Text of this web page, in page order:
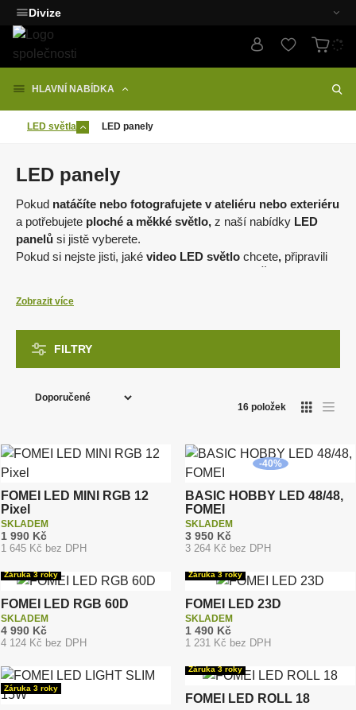
Divize
HLAVNÍ NABÍDKA
LED světla LED panely
LED panely
Pokud natáčíte nebo fotografujete v ateliéru nebo exteriéru
a potřebujete ploché a měkké světlo, z naší nabídky LED
panelů si jistě vyberete.
Pokud si nejste jisti, jaké video LED světlo chcete, připravili
Hlavní výhody světel od české značky FOMEI:
klademe maximální důraz konstrukci světla a jeho barevné
dvouletá záruka bezplatně i pro podnikatele ✅
servis, sklad a zákaznická podpora v Hradci Králové ☎️
Zobrazit více
FILTRY
n
í
p
r
o
d
k
t
ů
O
z
v
ý
T
l
k
v
16položek
FOMEI LED MINI RGB 12
Pixel
1 990 Kč
1 645 Kč bez DPH
SKLADEM
-40%
BASIC HOBBY LED 48/48,
FOMEI
3 950 Kč
3 264 Kč bez DPH
SKLADEM
Záruka 3 roky
FOMEI LED RGB 60D
4 990 Kč
4 124 Kč bez DPH
SKLADEM
Záruka 3 roky
FOMEI LED 23D
1 490 Kč
1 231 Kč bez DPH
SKLADEM
Záruka 3 roky
Záruka 3 roky
FOMEI LED ROLL 18